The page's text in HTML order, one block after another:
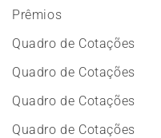
Prêmios
Quadro de Cotações
Quadro de Cotações
Quadro de Cotações
Quadro de Cotações